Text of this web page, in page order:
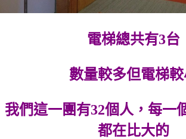
電梯總共有3台
數量較多但電梯
我們這一團有32個人，每一
都在比大的